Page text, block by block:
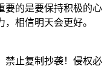
要的是要保持积极的心
相信明天会更好。
禁止复制抄袭！侵权必